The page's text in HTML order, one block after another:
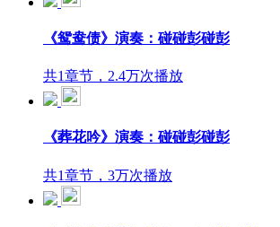
《鸳鸯债》演奏：碰碰彭碰彭
共1章节，2.4万次播放
《葬花吟》演奏：碰碰彭碰彭
共1章节，3万次播放